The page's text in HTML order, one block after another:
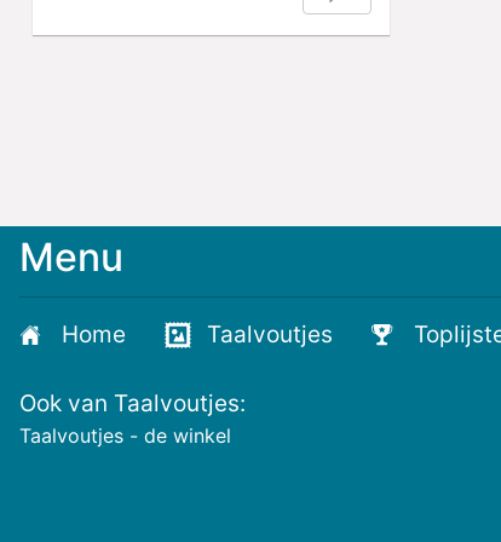
Meld
voor
nieuwste
voutjes
Menu
Home Taalvoutjes
Ook van Taalvoutjes:
Taalvoutjes - de winkel